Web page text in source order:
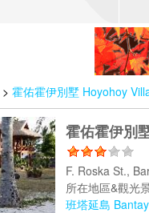
> 霍佑霍伊別墅 Hoyohoy
霍佑霍伊別
F. Roska St.,
所在地區&觀光
班塔延島